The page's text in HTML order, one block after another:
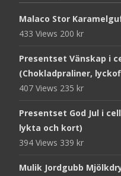
Malaco Stor
433 Views 200 kr
Presentset Vänskap i
(Chokladpraliner,
407 Views 235 kr
Presentset God Jul i
lykta och kort)
394 Views 339 kr
Mulik Jordgubb